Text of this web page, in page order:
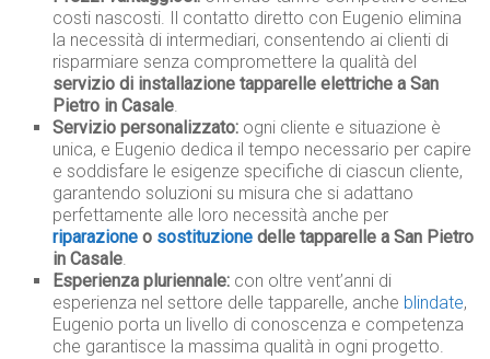
costi nascosti. Il contatto diretto con Eugenio elimina
la necessità di intermediari, consentendo ai clienti di
risparmiare senza compromettere la qualità del
servizio di installazione tapparelle elettriche a San
Pietro in Casale.
Servizio personalizzato: ogni cliente e situazione è
unica, e Eugenio dedica il tempo necessario per capire
e soddisfare le esigenze specifiche di ciascun cliente,
garantendo soluzioni su misura che si adattano
perfettamente alle loro necessità anche per
riparazione o sostituzione delle tapparelle a San Pietro
in Casale.
Esperienza pluriennale: con oltre vent’anni di
esperienza nel settore delle tapparelle, anche blindate,
Eugenio porta un livello di conoscenza e competenza
che garantisce la massima qualità in ogni progetto.